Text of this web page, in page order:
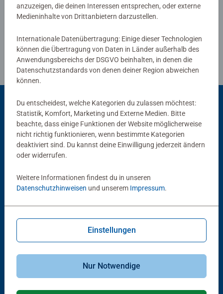
Richtlinien für Bewertungen
Beliebte Auswahl
Andere Kunden mögen auch
Mein Sachen suchen
Sachen suchen: Das Spiel
Durchschnittliche Bewertung 4,8 von 5
anzuzeigen, die deinen Interessen entsprechen, oder externe
Medieninhalte von Drittanbietern darzustellen.
Internationale Datenübertragung: Einige dieser Technologien
können die Übertragung von Daten in Länder außerhalb des
Anwendungsbereichs der DSGVO beinhalten, in denen die
Datenschutzstandards von denen deiner Region abweichen
können.
Du entscheidest, welche Kategorien du zulassen möchtest:
Statistik, Komfort, Marketing und Externe Medien. Bitte
beachte, dass einige Funktionen der Website möglicherweise
nicht richtig funktionieren, wenn bestimmte Kategorien
deaktiviert sind. Du kannst deine Einwilligung jederzeit ändern
oder widerrufen.
Weitere Informationen findest du in unseren
Datenschutzhinweisen und unserem Impressum.
Einstellungen
Nur Notwendige